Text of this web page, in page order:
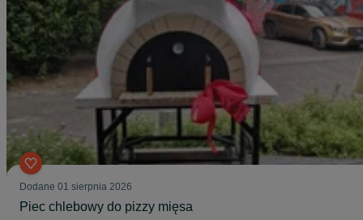
Dodane 01 sierpnia 2026
Piec chlebowy do pizzy mięsa